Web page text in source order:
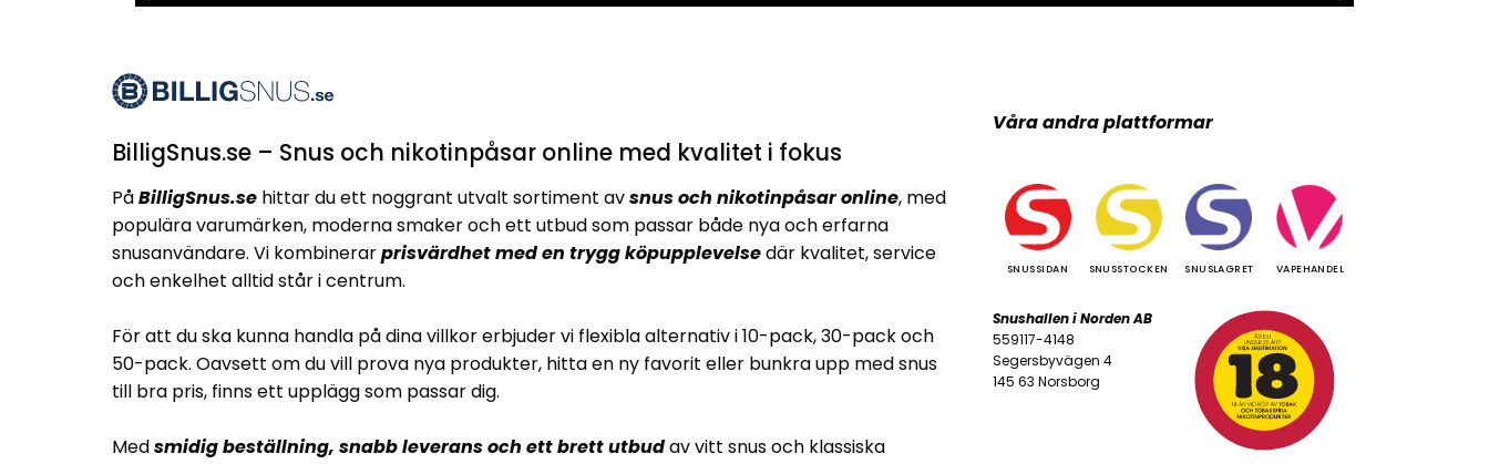
BilligSnus.se – Snus och nikotinpåsar online med kvalitet i fokus
PåBilligSnus.sehittar du ett noggrant utvalt sortiment avsnus och nikotinpåsar online, med
populära varumärken, moderna smaker och ett utbud som passar både nya och erfarna
snusanvändare. Vi kombinerarprisvärdhet med en trygg köpupplevelsedär kvalitet, service
och enkelhet alltid står i centrum.
För att du ska kunna handla på dina villkor erbjuder vi flexibla alternativ i 10-pack, 30-pack och
50-pack. Oavsett om du vill prova nya produkter, hitta en ny favorit eller bunkra upp med snus
till bra pris, finns ett upplägg som passar dig.
Medsmidig beställning, snabb leverans och ett brett utbudav vitt snus och klassiska
Våra andra plattformar
SNUSSIDAN SNUSSTOCKEN SNUSLAGRET VAPEHANDEL
Snushallen i Norden AB
559117-4148
Segersbyvägen 4
145 63 Norsborg